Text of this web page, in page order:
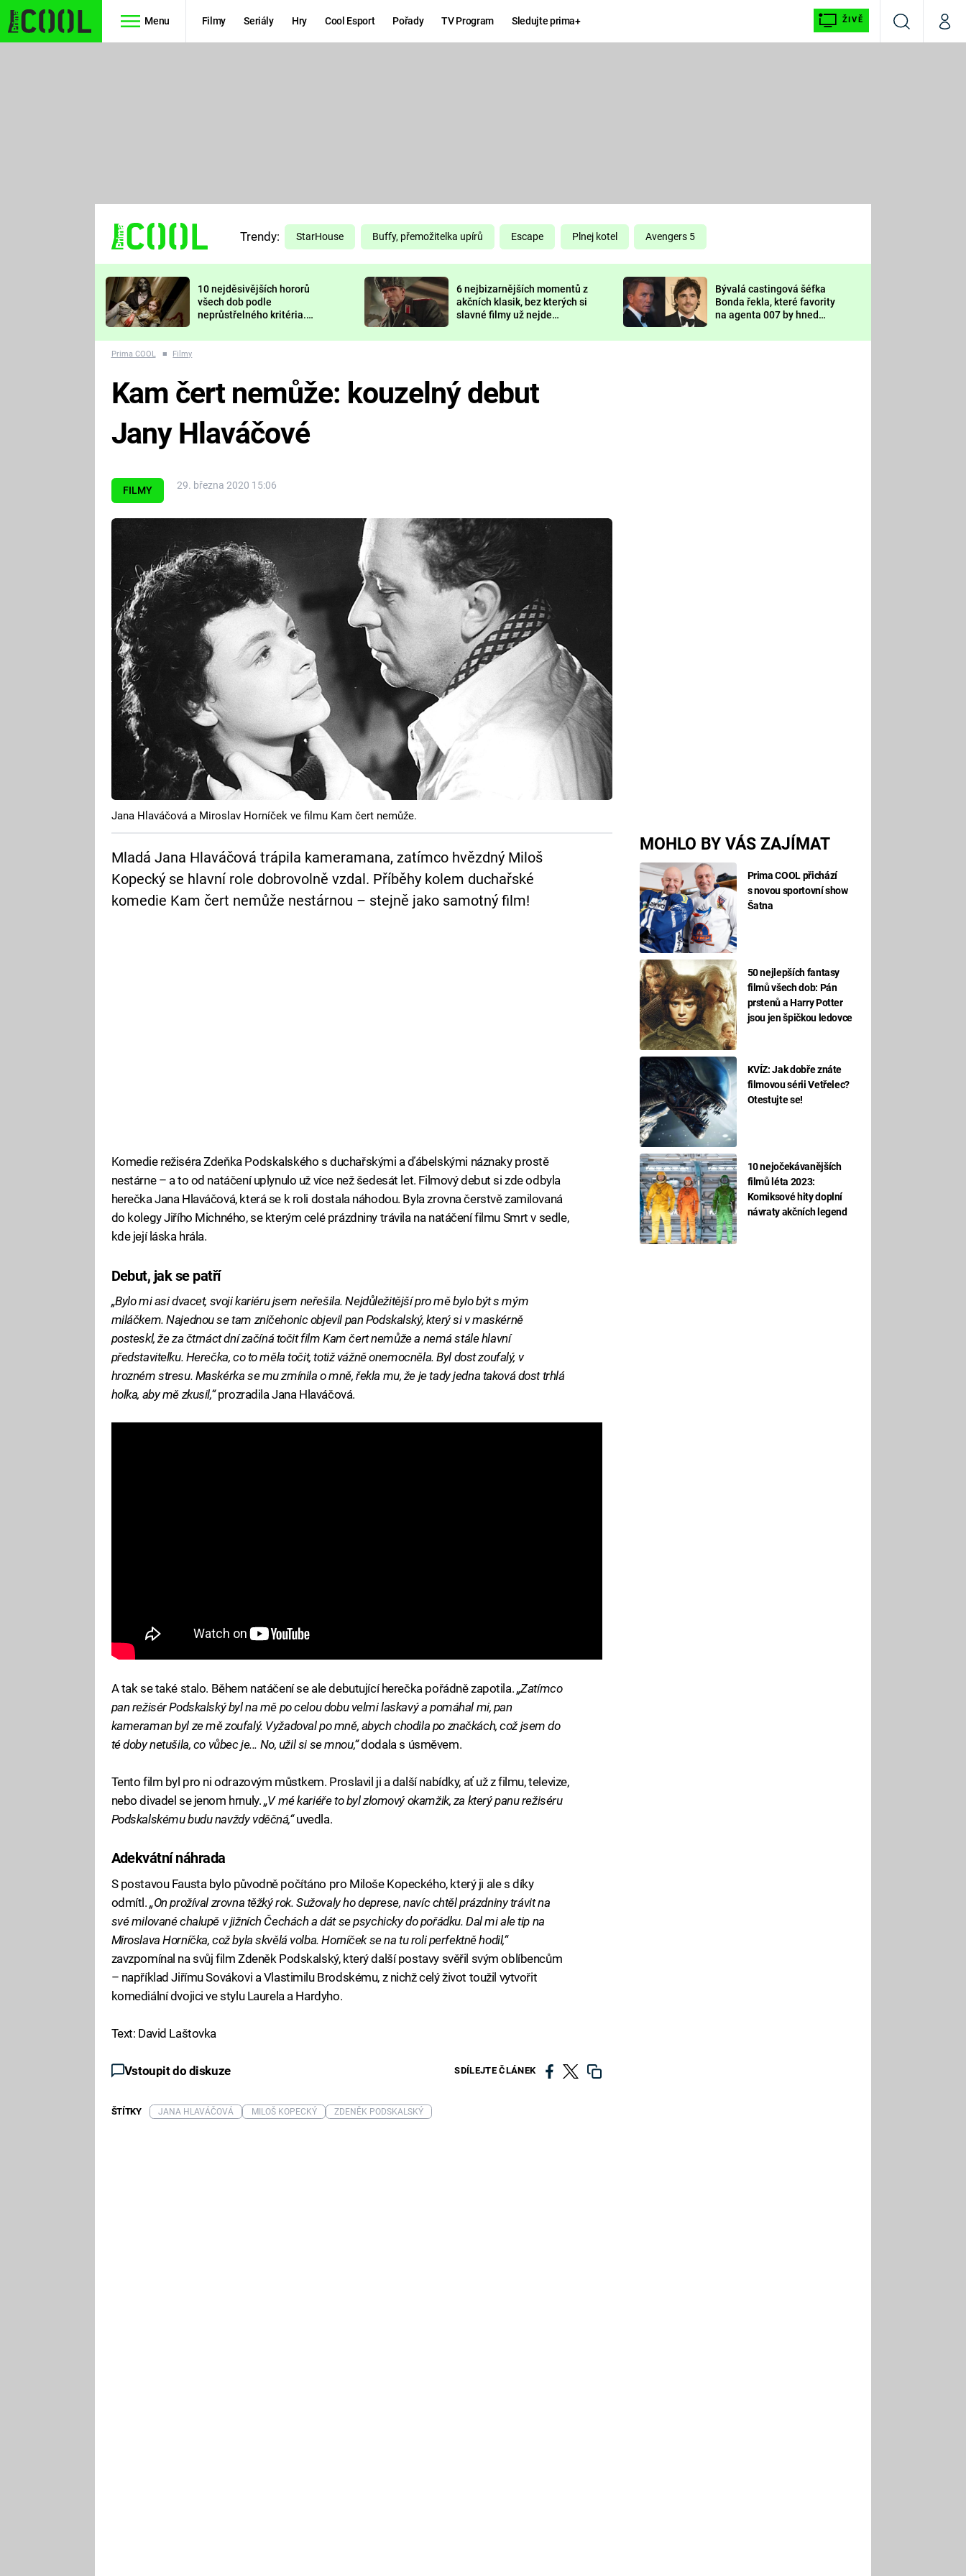
Menu Filmy Seriály Hry Cool Esport Pořady TV Program Sledujte prima+ ŽIVĚ
VyhledáváníMůj
TŘESKU
FUTURAMA
PREDÁTOR
DELIVERANCE
KOMEDIE
CHUCK
NORRIS
DEADPOOL
Prima LAJK
Sledujte nás
Trendy: StarHouse Buffy, přemožitelka upírů Escape Plnej kotel Avengers 5
10 nejděsivějších hororů
všech dob podle
neprůstřelného kritéria.
nejvíc zvednou tep?
6 nejbizarnějších momentů z
akčních klasik, bez kterých si
slavné filmy už nejde
Bývalá castingová šéfka
Bonda řekla, které favority
na agenta 007 by hned
Prima COOL ■ Filmy
FILMY 29. března 2020 15:06
MOHLO BY VÁS ZAJÍMAT
Prima COOL přichází
s novou sportovní show
Šatna
50 nejlepších fantasy
filmů všech dob: Pán
prstenů a Harry Potter
jsou jen špičkou ledovce
KVÍZ: Jak dobře znáte
filmovou sérii Vetřelec?
Otestujte se!
10 nejočekávanějších
filmů léta 2023:
Komiksové hity doplní
návraty akčních legend
Kam čert nemůže: kouzelný debut
Jany Hlaváčové
Jana Hlaváčová a Miroslav Horníček ve filmu Kam čert nemůže.
Mladá Jana Hlaváčová trápila kameramana, zatímco hvězdný Miloš
Kopecký se hlavní role dobrovolně vzdal. Příběhy kolem duchařské
komedie Kam čert nemůže nestárnou – stejně jako samotný film!
Komedie režiséra Zdeňka Podskalského s duchařskými a ďábelskými náznaky prostě
nestárne – a to od natáčení uplynulo už více než šedesát let. Filmový debut si zde odbyla
herečka Jana Hlaváčová, která se k roli dostala náhodou. Byla zrovna čerstvě zamilovaná
do kolegy Jiřího Michného, se kterým celé prázdniny trávila na natáčení filmu Smrt v sedle,
kde její láska hrála.
Debut, jak se patří
„Bylo mi asi dvacet, svoji kariéru jsem neřešila. Nejdůležitější pro mě bylo být s mým
miláčkem. Najednou se tam zničehonic objevil pan Podskalský, který si v maskérně
posteskl, že za čtrnáct dní začíná točit film Kam čert nemůže a nemá stále hlavní
představitelku. Herečka, co to měla točit, totiž vážně onemocněla. Byl dost zoufalý, v
hrozném stresu. Maskérka se mu zmínila o mně, řekla mu, že je tady jedna taková dost trhlá
holka, aby mě zkusil,“prozradila Jana Hlaváčová.
A tak se také stalo. Během natáčení se ale debutující herečka pořádně zapotila. „Zatímco
pan režisér Podskalský byl na mě po celou dobu velmi laskavý a pomáhal mi, pan
kameraman byl ze mě zoufalý. Vyžadoval po mně, abych chodila po značkách, což jsem do
té doby netušila, co vůbec je... No, užil si se mnou,“dodala s úsměvem.
Tento film byl pro ni odrazovým můstkem. Proslavil ji a další nabídky, ať už z filmu, televize,
nebo divadel se jenom hrnuly. „V mé kariéře to byl zlomový okamžik, za který panu režiséru
Podskalskému budu navždy vděčná,“uvedla.
Adekvátní náhrada
S postavou Fausta bylo původně počítáno pro Miloše Kopeckého, který ji ale s díky
odmítl.„On prožíval zrovna těžký rok. Sužovaly ho deprese, navíc chtěl prázdniny trávit na
své milované chalupě v jižních Čechách a dát se psychicky do pořádku. Dal mi ale tip na
Miroslava Horníčka, což byla skvělá volba. Horníček se na tu roli perfektně hodil,“
zavzpomínal na svůj film Zdeněk Podskalský, který další postavy svěřil svým oblíbencům
– například Jiřímu Sovákovi a Vlastimilu Brodskému, z nichž celý život toužil vytvořit
komediální dvojici ve stylu Laurela a Hardyho.
Text: David Laštovka
Vstoupit do diskuze SDÍLEJTE ČLÁNEK
ŠTÍTKY JANA HLAVÁČOVÁ MILOŠ KOPECKÝ ZDENĚK PODSKALSKÝ